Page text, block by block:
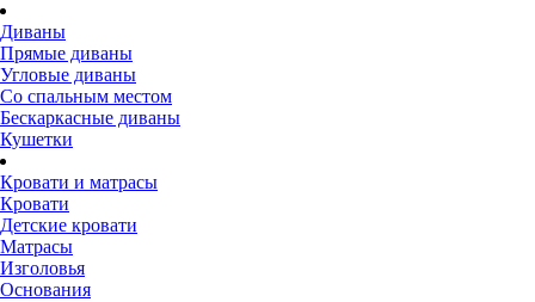
Диваны
Прямые диваны
Угловые диваны
Со спальным местом
Бескаркасные диваны
Кушетки
Кровати и матрасы
Кровати
Детские кровати
Матрасы
Изголовья
Основания